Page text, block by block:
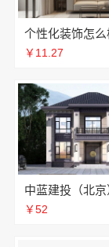
￥11.27
￥52